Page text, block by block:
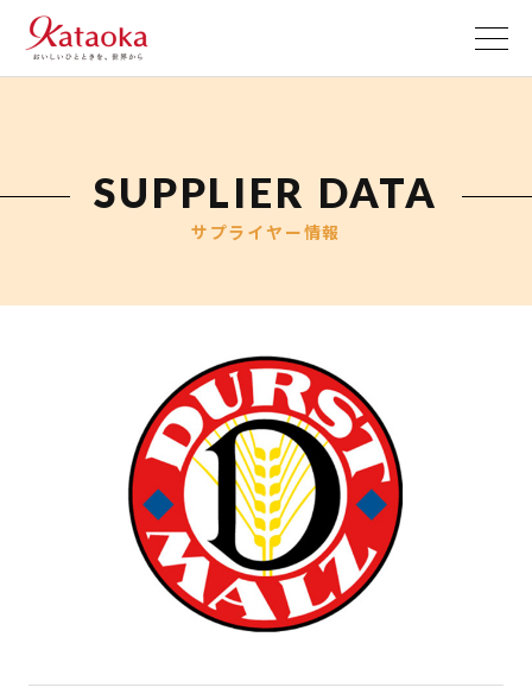
お役立ち情報
原料から検索
ピルスナー エール 小麦
ミュンヘン その他
FOR DISTILLERS
ノンピート スモーク
SUPPLIER DATA
サプライヤー情報